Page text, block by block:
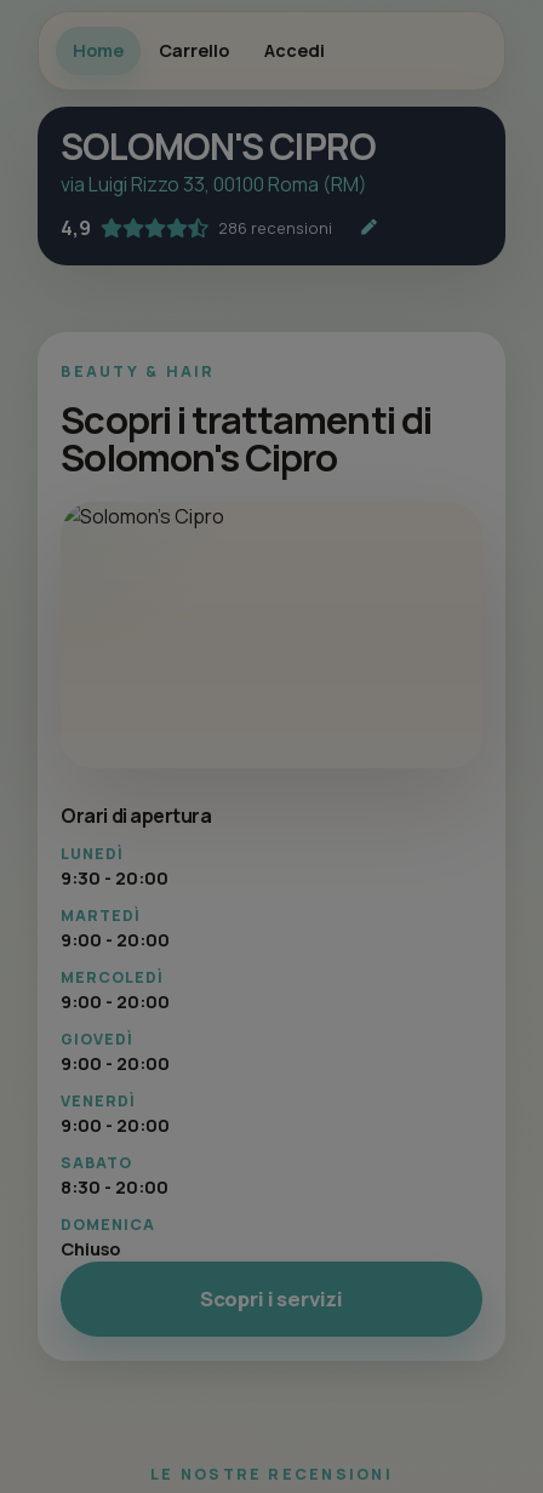
Home Carrello Accedi
SOLOMON'S CIPRO
via Luigi Rizzo 33, 00100 Roma (RM)
4,9
286 recensioni
BEAUTY & HAIR
Scopri i trattamenti di
Solomon's Cipro
Orari di apertura
LUNEDÌ
9:30 - 20:00
MARTEDÌ
9:00 - 20:00
MERCOLEDÌ
9:00 - 20:00
GIOVEDÌ
9:00 - 20:00
VENERDÌ
9:00 - 20:00
SABATO
8:30 - 20:00
DOMENICA
Chiuso
Scopri i servizi
LE NOSTRE RECENSIONI